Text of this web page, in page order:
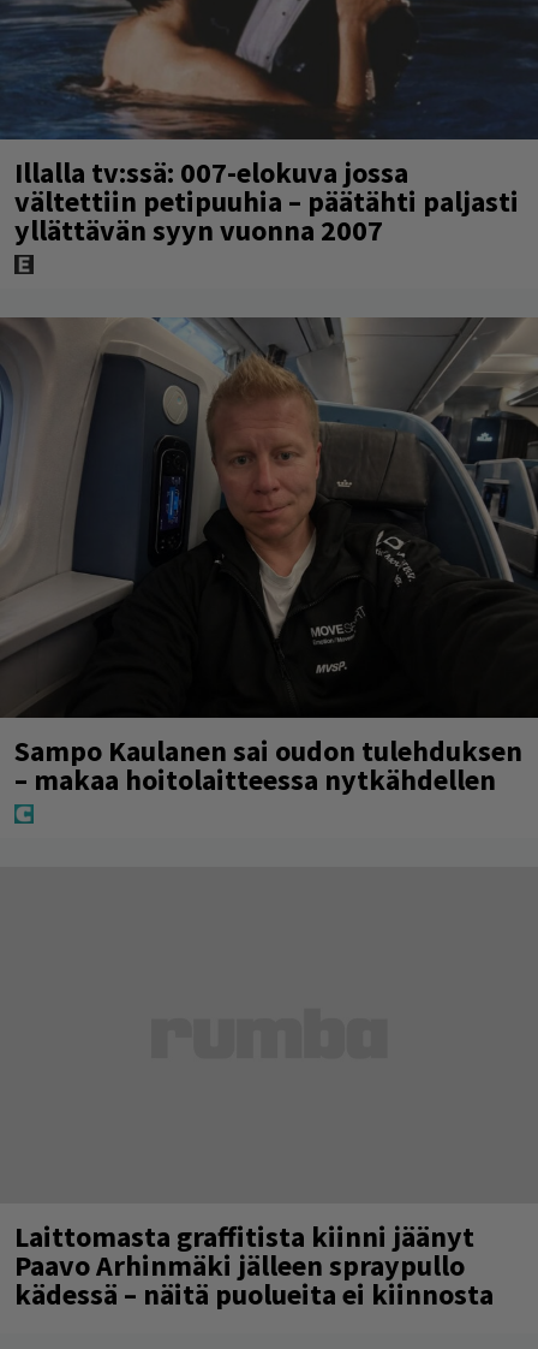
Illalla tv:ssä: 007-elokuva jossa
vältettiin petipuuhia – päätähti paljasti
yllättävän syyn vuonna 2007
Sampo Kaulanen sai oudon tulehduksen
– makaa hoitolaitteessa nytkähdellen
Laittomasta graffitista kiinni jäänyt
Paavo Arhinmäki jälleen spraypullo
kädessä – näitä puolueita ei kiinnosta